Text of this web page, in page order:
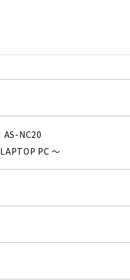
NC20
PC ～